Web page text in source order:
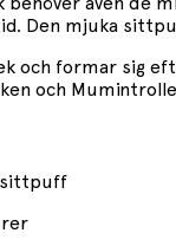
Den mjuka
och formar sig
och
sittpuff